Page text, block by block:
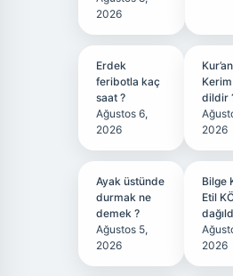
2026
Erdek
feribotla kaç
saat ?
Ağustos 6,
2026
dildir
2026
Ayak üstünde
durmak ne
demek ?
Ağustos 5,
2026
Bilge
Etil
2026